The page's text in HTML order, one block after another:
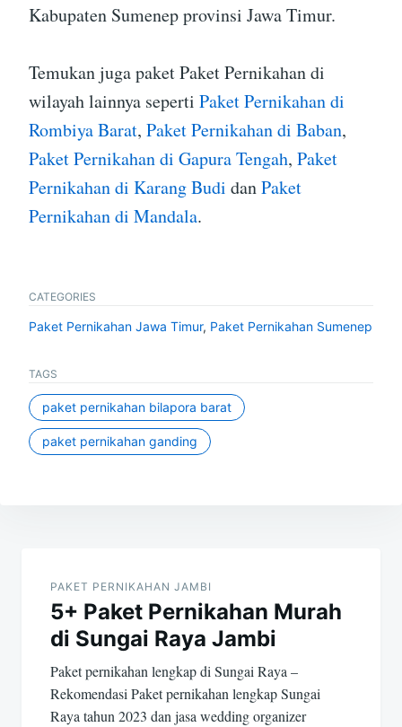
Kabupaten Sumenep provinsi Jawa Timur.
Temukan juga paket Paket Pernikahan di
wilayah lainnya seperti Paket Pernikahan di
Rombiya Barat, Paket Pernikahan di Baban,
Paket Pernikahan di Gapura Tengah, Paket
Pernikahan di Karang Budi danPaket
Pernikahan di Mandala.
CATEGORIES
Paket Pernikahan Jawa Timur, Paket Pernikahan Sumenep
TAGS
paket pernikahan bilapora barat
paket pernikahan ganding
navigation
PAKET PERNIKAHAN JAMBI
5+ Paket Pernikahan Murah
di Sungai Raya Jambi
Paket pernikahan lengkap di Sungai Raya –
Rekomendasi Paket pernikahan lengkap Sungai
Raya tahun 2023 dan jasa wedding organizer